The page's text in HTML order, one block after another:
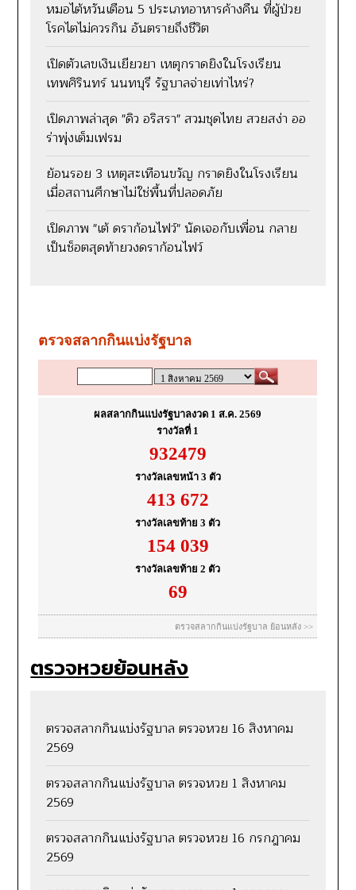
หมอไต้หวันเตือน 5 ประเภทอาหารค้างคืน ที่ผู้ป่วย
โรคไตไม่ควรกิน อันตรายถึงชีวิต
เปิดตัวเลขเงินเยียวยา เหตุกราดยิงในโรงเรียน
เทพศิรินทร์ นนทบุรี รัฐบาลจ่ายเท่าไหร่?
เปิดภาพล่าสุด "ดิว อริสรา" สวมชุดไทย สวยสง่า ออ
ร่าพุ่งเต็มเฟรม
ย้อนรอย 3 เหตุสะเทือนขวัญ กราดยิงในโรงเรียน
เมื่อสถานศึกษาไม่ใช่พื้นที่ปลอดภัย
เปิดภาพ "เต้ ดราก้อนไฟว์" นัดเจอกับเพื่อน กลาย
เป็นช็อตสุดท้ายวงดราก้อนไฟว์
ตรวจหวยย้อนหลัง
ตรวจสลากกินแบ่งรัฐบาล ตรวจหวย 16 สิงหาคม
2569
ตรวจสลากกินแบ่งรัฐบาล ตรวจหวย 1 สิงหาคม
2569
ตรวจสลากกินแบ่งรัฐบาล ตรวจหวย 16 กรกฎาคม
2569